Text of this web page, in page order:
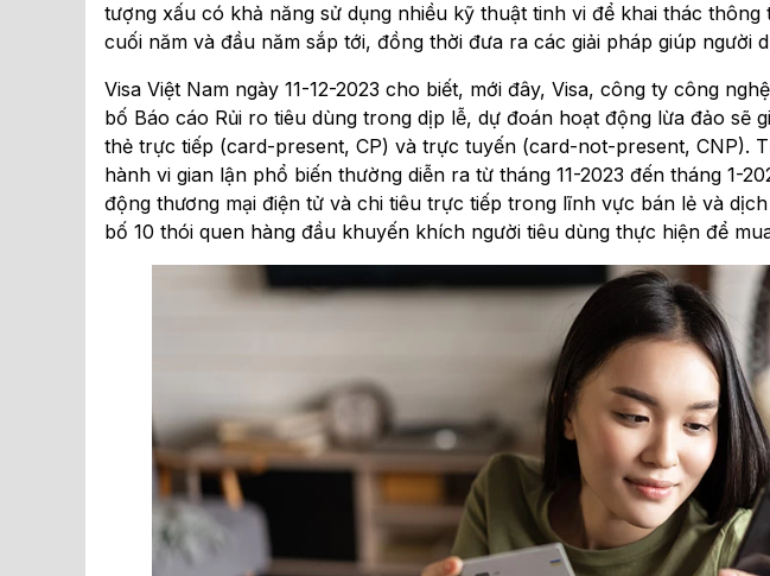
tượng xấu có khả năng sử dụng nhiều kỹ thuật tinh vi để khai thác
cuối năm và đầu năm sắp tới, đồng thời đưa ra các giải pháp giúp người
Visa Việt Nam ngày 11-12-2023 cho biết, mới đây, Visa, công ty công
bố Báo cáo Rủi ro tiêu dùng trong dịp lễ, dự đoán hoạt động lừa đảo sẽ
thẻ trực tiếp (card-present, CP) và trực tuyến (card-not-present, CNP).
hành vi gian lận phổ biến thường diễn ra từ tháng 11-2023 đến tháng 1-
động thương mại điện tử và chi tiêu trực tiếp trong lĩnh vực bán lẻ và
bố 10 thói quen hàng đầu khuyến khích người tiêu dùng thực hiện để